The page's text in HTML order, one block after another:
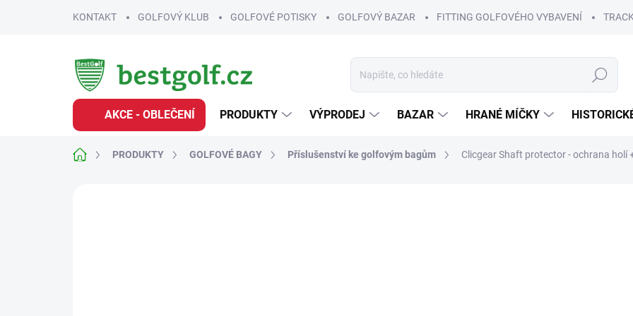
KONTAKT GOLFOVÝ KLUB GOLFOVÉ POTISKY GOLFOVÝ BAZAR FITTING GOLFOVÉHO VYBAVENÍ
Hledat
AKCE - OBLEČENÍ PRODUKTY VÝPRODEJ BAZAR HRANÉ MÍČKY
Domů PRODUKTY GOLFOVÉ BAGY Příslušenství ke golfovým bagům Clicgear Shaft protector - ochrana holí